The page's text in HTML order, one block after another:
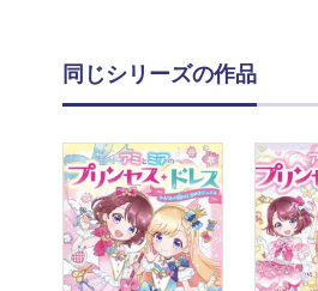
同じシリーズの作品